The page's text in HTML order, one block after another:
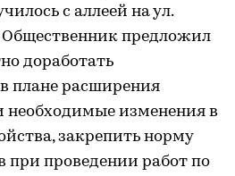
с аллеей на ул.
предложил
доработать
плане расширения
необходимые изменения в
закрепить норму
при проведении работ по